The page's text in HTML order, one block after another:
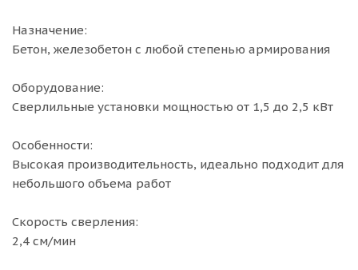
Назначение:
Бетон, железобетон с любой степенью армирования
Оборудование:
Сверлильные установки мощностью от 1,5 до 2,5 кВт
Особенности:
Высокая производительность, идеально подходит для
небольшого объема работ
Скорость сверления:
2,4 см/мин